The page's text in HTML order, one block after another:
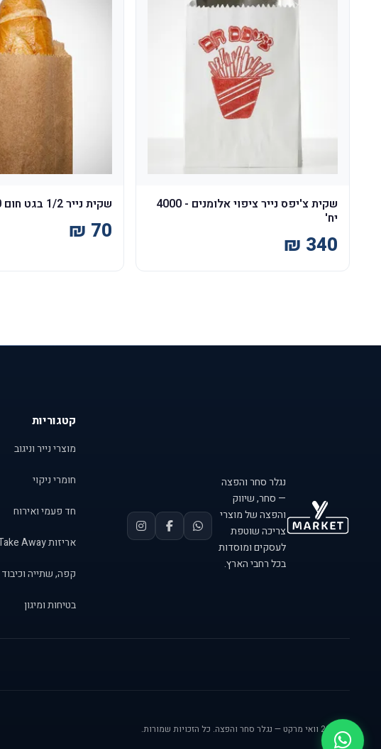
שקית צ'יפס נייר ציפוי אלומנים - 4000
יח'
שקית נייר 1/2 בגט חום 1000 יח'
נגלר סחר והפצה
— סחר, שיווק
והפצה של מוצרי
צריכה שוטפת
לעסקים ומוסדות
בכל רחבי הארץ.
קטגוריות
מוצרי נייר וניגוב
חומרי ניקוי
חד פעמי ואירוח
אריזות Take Away
קפה, שתייה וכיבוד
בטיחות ומיגון
© 2026 וואי מרקט — נגלר סחר והפצה. כל הזכויות שמורות.